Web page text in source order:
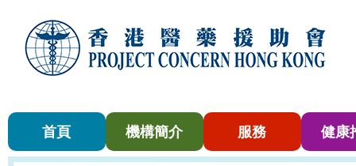
首頁 機構簡介 服務 健康